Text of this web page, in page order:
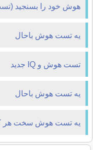
هوش خود را بسنجید
یه تست هوش باحال
تست هوش و IQ جدید
یه تست هوش باحال
یه تست هوش سخت هر کی